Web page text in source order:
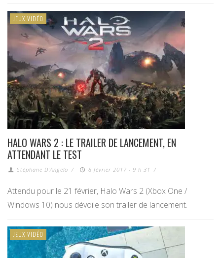
JEUX VIDÉO
HALO WARS 2 : LE TRAILER DE LANCEMENT, EN
ATTENDANT LE TEST
Stéphane D'Angelo / 8 février 2017 - 9 h 31 /
Attendu pour le 21 février, Halo Wars 2 (Xbox One /
Windows 10) nous dévoile son trailer de lancement.
JEUX VIDÉO